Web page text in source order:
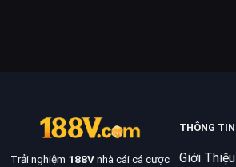
Trải nghiệm 188Vnhà cái cá cược
THÔNG TIN
Giới Thiệu